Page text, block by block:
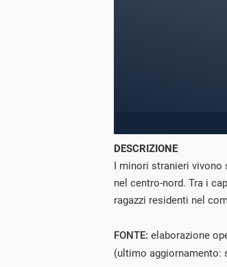
DESCRIZIONE
I minori stranieri
nel centro-nord. Tra i
ragazzi residenti nel
FONTE: elaborazione
(ultimo aggiornamento: